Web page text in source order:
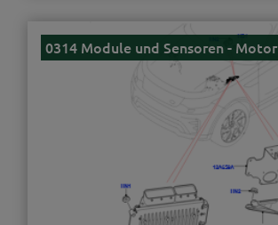
0314 Module und Sensoren - Motor